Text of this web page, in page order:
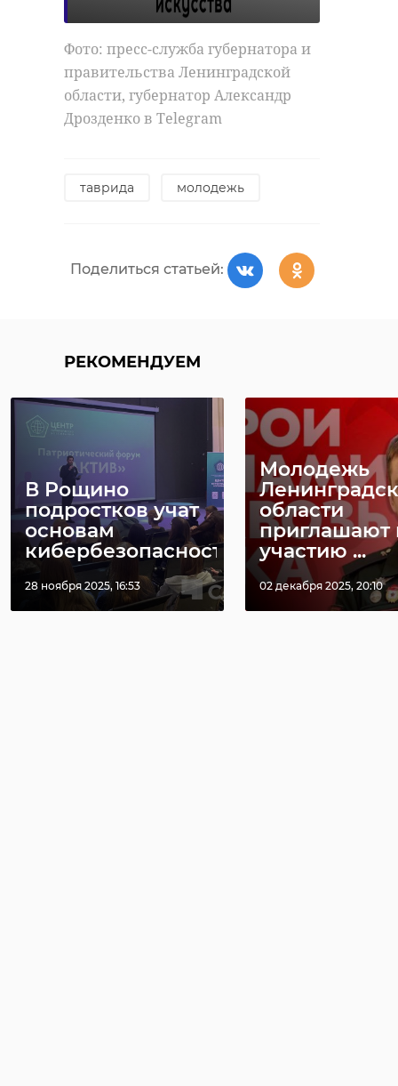
Фото: пресс-служба губернатора и
правительства Ленинградской
области, губернатор Александр
Дрозденко в Telegram
таврида молодежь
Поделиться статьей:
РЕКОМЕНДУЕМ
В Рощино
подростков учат
основам
кибербезопасности
28 ноября 2025, 16:53
Молодежь
области
приглашают
участию ...
02 декабря 2025, 20:10